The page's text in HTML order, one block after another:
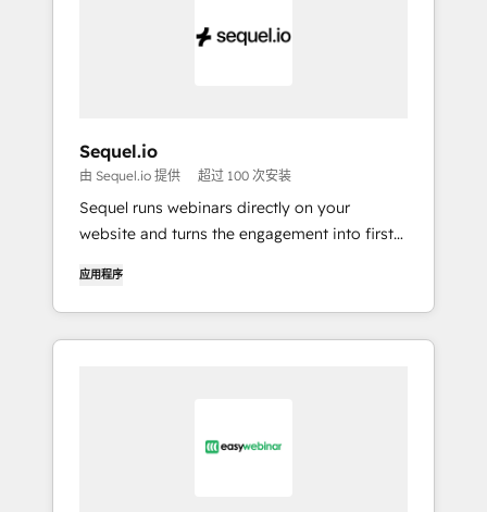
Sequel.io
由 Sequel.io 提供 超过 100 次安装
Sequel runs webinars directly on your
website and turns the engagement into first-
use to drive pipeline, personalization, and
attribution.
应用程序